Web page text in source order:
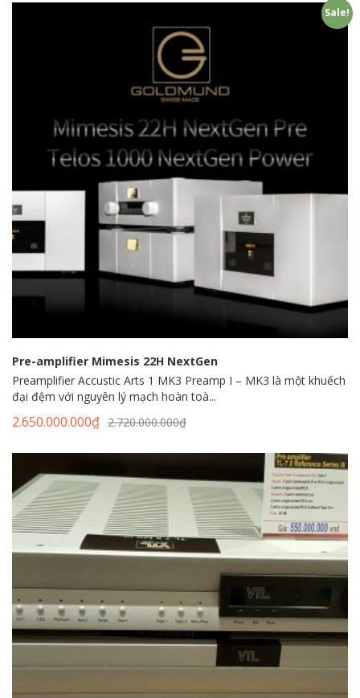
Sale!
Pre-amplifier Mimesis 22H NextGen
Preamplifier Accustic Arts 1 MK3 Preamp I – MK3 là một khuếch
đại đệm với nguyên lý mạch hoàn toà...
2.720.000.000₫
2.650.000.000₫